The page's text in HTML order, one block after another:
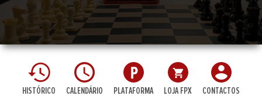
HISTÓRICO CALENDÁRIO PLATAFORMA LOJA FPX CONTACTOS